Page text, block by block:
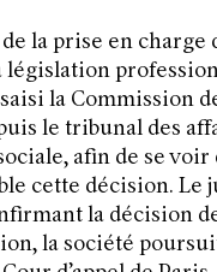
la prise en charge
législation
la Commission
le tribunal des
afin de se voir
cette décision. Le
la décision
la société